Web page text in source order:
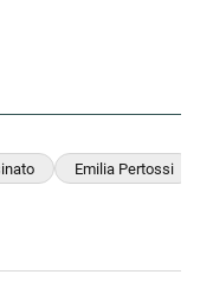
Emilia Pertossi